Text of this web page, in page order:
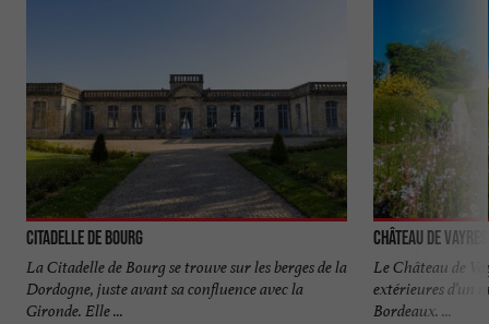
Citadelle de Bourg
La Citadelle de Bourg se trouve sur les berges de la
Dordogne, juste avant sa confluence avec la
Gironde. Elle ...
Château de Vayres
Le Château de
extérieures d’un
Bordeaux. ...